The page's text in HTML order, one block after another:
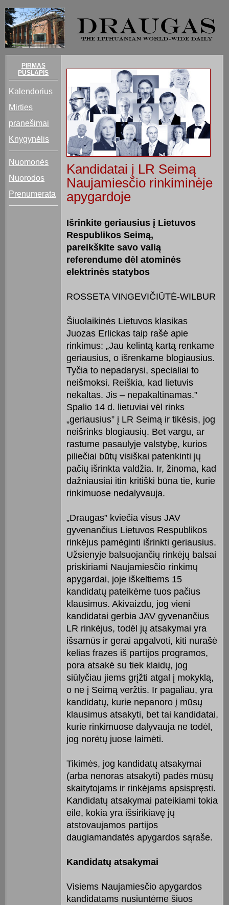
PIRMAS
PUSLAPIS
Kalendorius
Mirties
pranešimai
Knygynėlis
Nuomonės
Nuorodos
Prenumerata
Kandidatai į LR Seimą
Naujamiesčio rinkiminėje
apygardoje
Išrinkite geriausius į Lietuvos
Respublikos Seimą,
pareikškite sa­vo valią
referendume dėl atominės
elektrinės statybos
ROSSETA VINGEVIČIŪTĖ-WILBUR
Šiuolaikinės Lietuvos klasikas
Juozas Erlickas taip rašė apie
rinkimus: „Jau kelintą kartą renkame
geriausius, o išrenkame blogiausius.
Tyčia to nepadarysi, specialiai to
neišmoksi. Reiškia, kad lietuvis
nekaltas. Jis – nepakaltinamas.”
Spalio 14 d. lietuviai vėl rinks
„geriausius” į LR Seimą ir tikėsis, jog
neišrinks blogiausių. Bet vargu, ar
rastume pasaulyje valstybę, kurios
piliečiai būtų visiškai patenkinti jų
pačių išrinkta valdžia. Ir, žinoma, kad
dažniausiai itin kritiški būna tie, kurie
rinkimuose nedalyvauja.
„Draugas” kviečia visus JAV
gyvenančius Lietuvos Respublikos
rinkėjus pamėginti išrinkti geriausius.
Užsienyje balsuojančių rinkėjų balsai
priskiriami Naujamiesčio rinkimų
apygardai, joje iškeltiems 15
kandidatų pateikėme tuos pačius
klausimus. Akivaizdu, jog vieni
kandidatai gerbia JAV gyvenančius
LR rinkėjus, todėl jų atsakymai yra
išsamūs ir gerai apgalvoti, kiti nurašė
kelias frazes iš partijos programos,
pora atsakė su tiek klaidų, jog
siūlyčiau jiems grįžti atgal į mokyklą,
o ne į Seimą veržtis. Ir pagaliau, yra
kandidatų, kurie nepanoro į mūsų
klausimus atsakyti, bet tai kandidatai,
kurie rinkimuose dalyvauja ne todėl,
jog norėtų juose laimėti.
Tikimės, jog kandidatų atsakymai
(arba nenoras atsakyti) padės mūsų
skaitytojams ir rinkėjams apsispręsti.
Kandidatų atsakymai pateikiami tokia
eile, kokia yra išsirikiavę jų
atstovaujamos partijos
daugiamandatės apygardos sąraše.
Kandidatų atsakymai
Visiems Naujamiesčio apygardos
kandidatams nusiuntėme šiuos